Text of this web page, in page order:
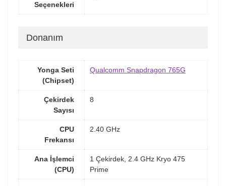
Seçenekleri
Donanım
Yonga Seti
(Chipset)
Qualcomm Snapdragon 765G
Çekirdek
Sayısı
8
CPU
Frekansı
2.40 GHz
Ana İşlemci
(CPU)
1 Çekirdek, 2.4 GHz Kryo 475
Prime